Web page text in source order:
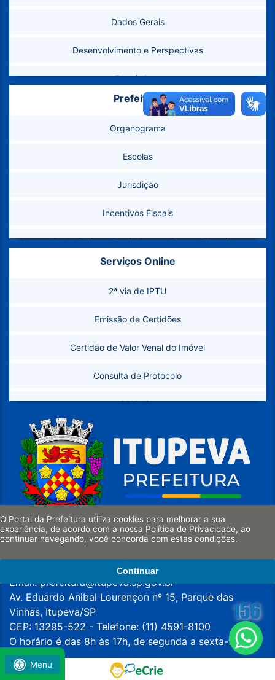
Menu
Dados Gerais
Desenvolvimento e Perspectivas
Estatísticas
Feriados e Pontos Facultativos
Como Chegar
Marcos Geodésicos
Telefones Úteis
Conselhos Municipais
Banco de Imagens
Prefeitura
Organograma
Escolas
Jurisdição
Incentivos Fiscais
Aprovação de Projetos Particulares – Obras e Planejamento
Sanitário (PMAE)
Secretarias
Legislação
Serviços Online
2ª via de IPTU
Emissão de Certidões
Certidão de Valor Venal do Imóvel
Consulta de Protocolo
ISS Online
Instalação de Empresas
Licitações
Requerimentos
Formulários de Esporte
SIC
Ouvidoria 156 - eOuve
Iluminação Pública
Agendamento
Segunda Via de Carnês de IPTU/TSU
CNPJ: 45.780.061/0001-57
Email:prefeitura@itupeva.sp.gov.br
Av. Eduardo Anibal Lourençon nº 15, Parque das
Vinhas, Itupeva/SP
CEP: 13295-522 - Telefone: (11) 4591-8100
O horário é das 8h às 17h, de segunda a sexta-feira.
O Portal da Prefeitura utiliza cookies para melhorar a sua
experiência, de acordo com a nossa Política de Privacidade, ao
continuar navegando, você concorda com estas condições.
Continuar